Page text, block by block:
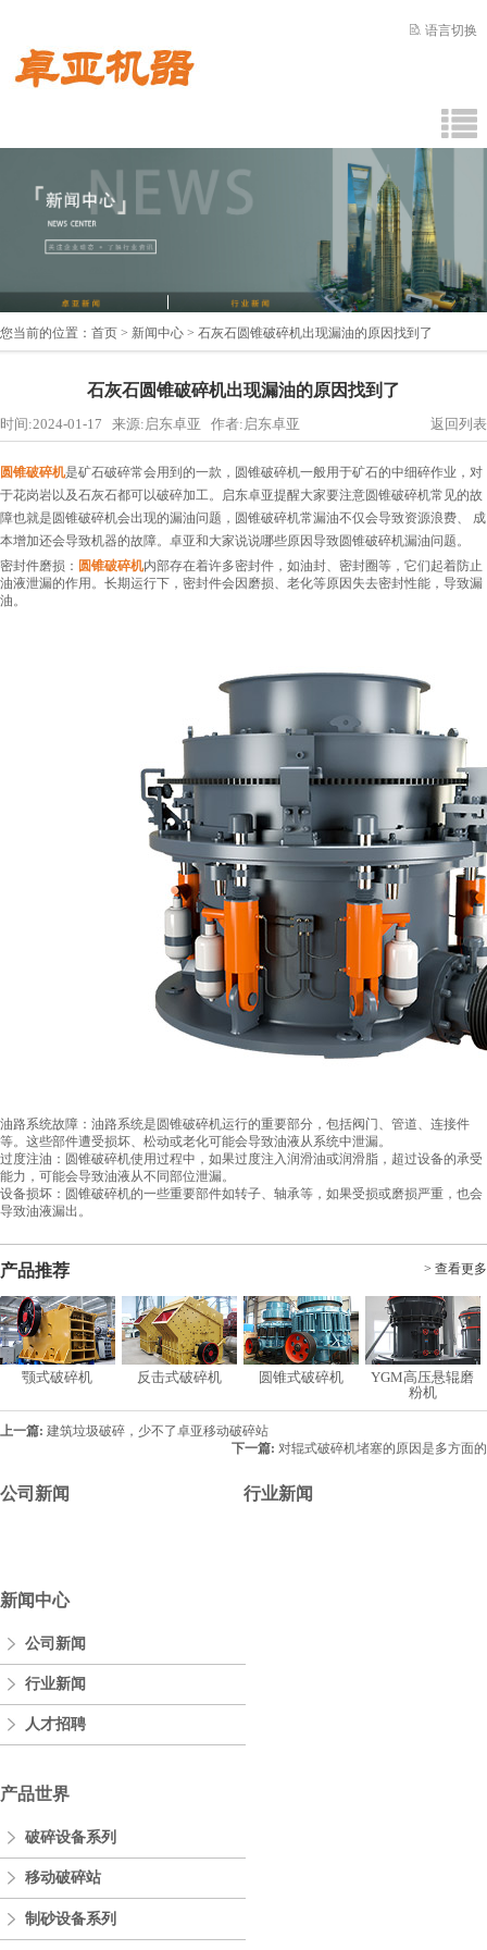
语言切换
您当前的位置： 首页 > 新闻中心 > 石灰石圆锥破碎机出现漏油的原因找到了
石灰石圆锥破碎机出现漏油的原因找到了
时间:2024-01-17 来源:启东卓亚 作者:启东卓亚 返回列表
圆锥破碎机是矿石破碎常会用到的一款，圆锥破碎机一般用于矿石的中细碎作业，对
于花岗岩以及石灰石都可以破碎加工。启东卓亚提醒大家要注意圆锥破碎机常见的故
障也就是圆锥破碎机会出现的漏油问题，圆锥破碎机常漏油不仅会导致资源浪费、 成
本增加还会导致机器的故障。卓亚和大家说说哪些原因导致圆锥破碎机漏油问题。
密封件磨损： 圆锥破碎机内部存在着许多密封件，如油封、密封圈等，它们起着防止
油液泄漏的作用。长期运行下，密封件会因磨损、老化等原因失去密封性能，导致漏
油。
油路系统故障：油路系统是圆锥破碎机运行的重要部分，包括阀门、管道、连接件
等。这些部件遭受损坏、松动或老化可能会导致油液从系统中泄漏。
过度注油：圆锥破碎机使用过程中，如果过度注入润滑油或润滑脂，超过设备的承受
能力，可能会导致油液从不同部位泄漏。
设备损坏：圆锥破碎机的一些重要部件如转子、轴承等，如果受损或磨损严重，也会
导致油液漏出。
产品推荐 > 查看更多
颚式破碎机 反击式破碎机 圆锥式破碎机
YGM高压悬辊磨
粉机
上一篇: 建筑垃圾破碎，少不了卓亚移动破碎站
下一篇: 对辊式破碎机堵塞的原因是多方面的
公司新闻 行业新闻
新闻中心
公司新闻
行业新闻
人才招聘
产品世界
破碎设备系列
移动破碎站
制砂设备系列